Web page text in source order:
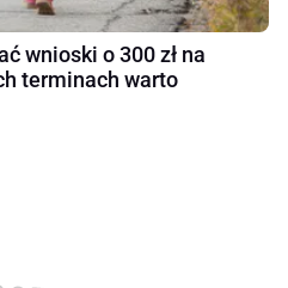
wnioski o 300 zł na
terminach warto